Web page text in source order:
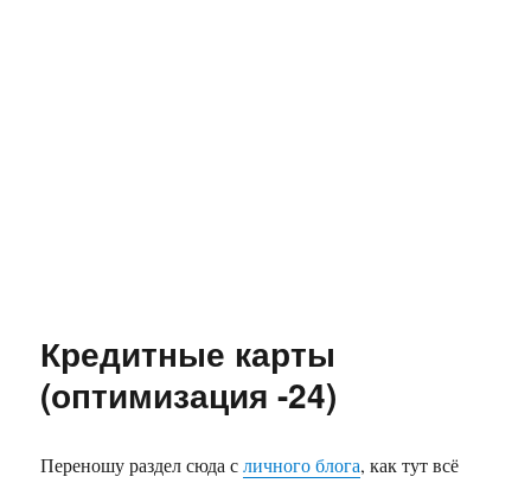
Кредитные карты
(оптимизация -24)
Переношу раздел сюда сличного блога, как тут всё